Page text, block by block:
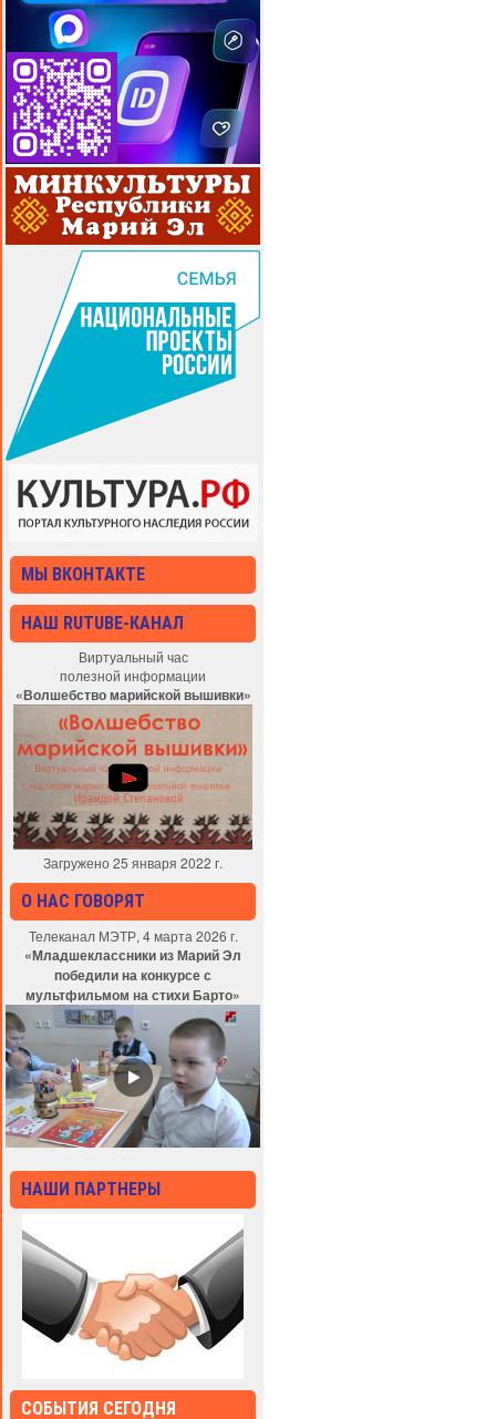
МЫ ВКОНТАКТЕ
НАШ RUTUBE-КАНАЛ
Виртуальный час
полезной информации
«Волшебство марийской вышивки»
Загружено 25 января 2022 г.
О НАС ГОВОРЯТ
Телеканал МЭТР, 4 марта 2026 г.
«Младшеклассники из Марий Эл
победили на конкурсе с
мультфильмом на стихи Барто»
НАШИ ПАРТНЕРЫ
СОБЫТИЯ СЕГОДНЯ